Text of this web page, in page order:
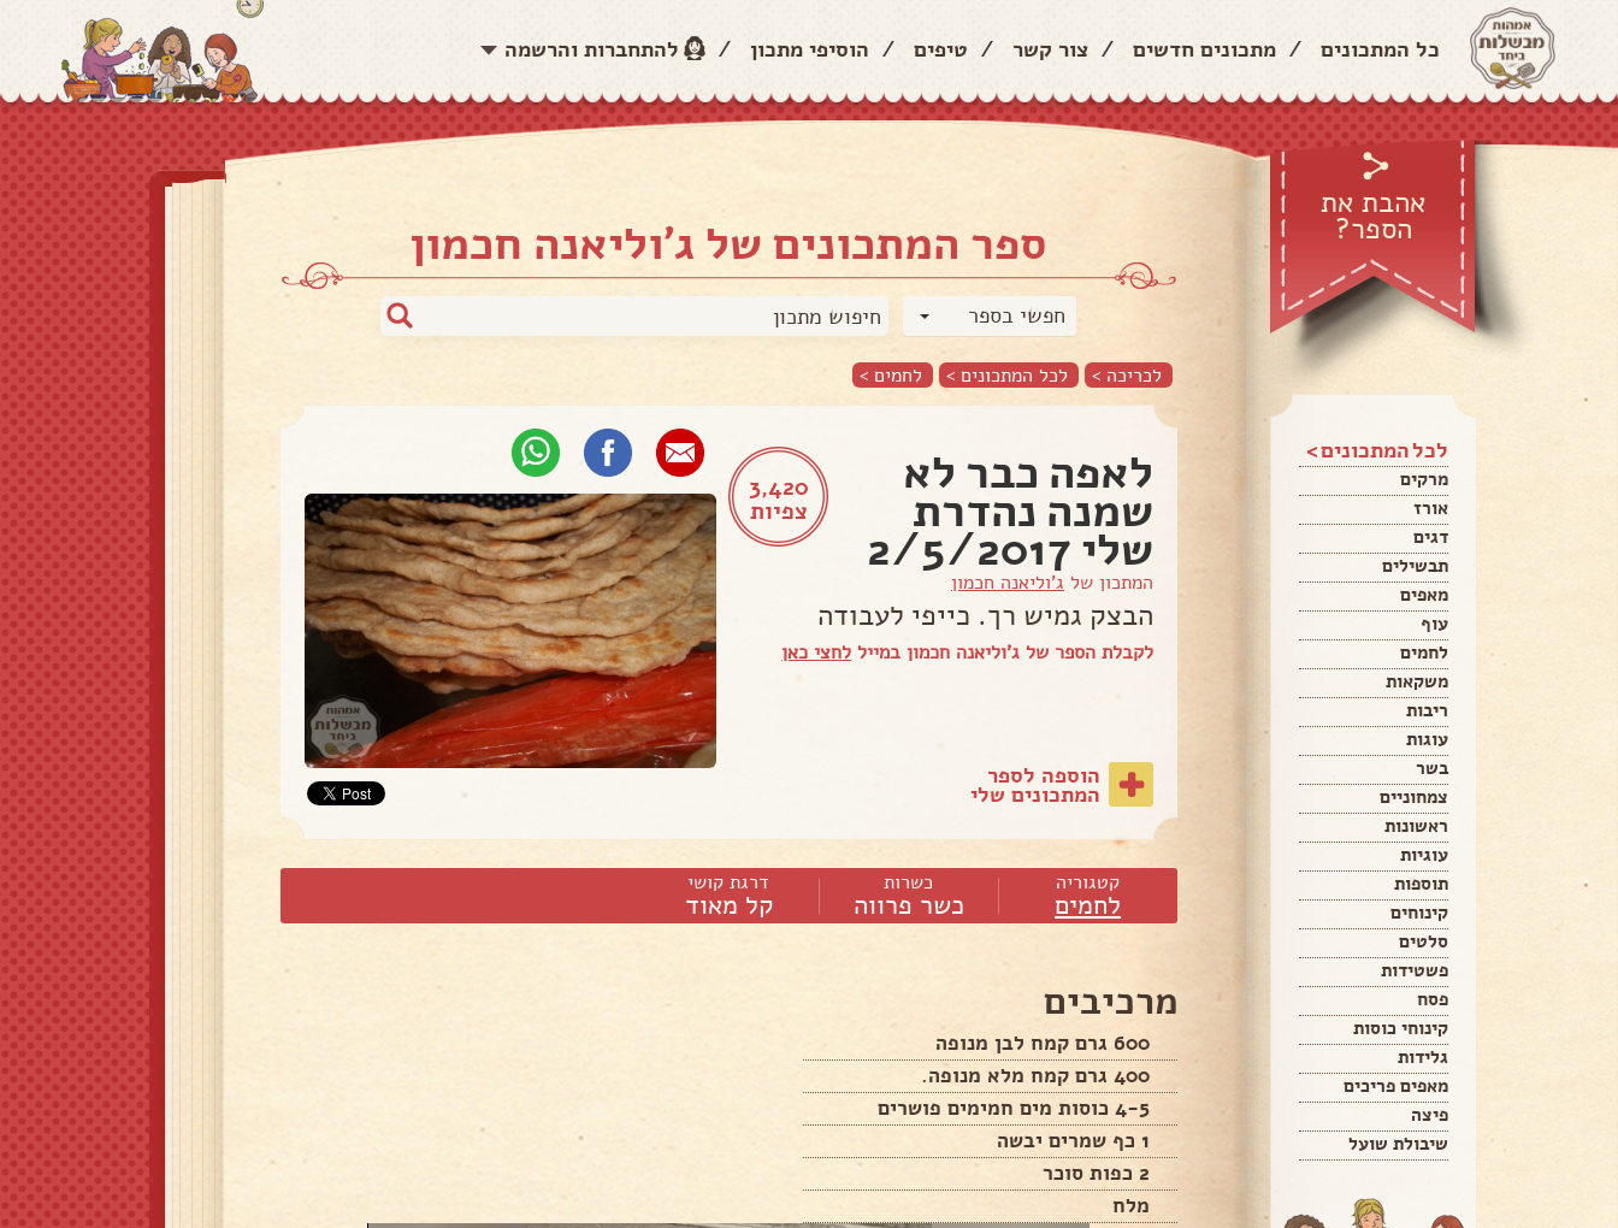
כל המתכונים / מתכונים חדשים / צור קשר / טיפים / הוסיפי מתכון / להתחברות והרשמה
אהבת את
הספר?
לכל המתכונים >
מרקים
אורז
דגים
תבשילים
מאפים
עוף
לחמים
משקאות
ריבות
עוגות
בשר
צמחוניים
ראשונות
עוגיות
תוספות
קינוחים
סלטים
פשטידות
פסח
קינוחי כוסות
גלידות
מאפים פריכים
פיצה
שיבולת שועל
ספר המתכונים של ג'וליאנה חכמון
חפשי בספר
לכריכה > לכל המתכונים > לחמים >
3,420
צפיות
לאפה כבר לא
שמנה נהדרת
שלי 2/5/2017
המתכון של ג'וליאנה חכמון
הבצק גמיש רך. כייפי לעבודה
לקבלת הספר של ג'וליאנה חכמון במייל לחצי כאן
הוספה לספר
המתכונים שלי
קטגוריה
לחמים
כשרות
כשר פרווה
דרגת קושי
קל מאוד
מרכיבים
600 גרם קמח לבן מנופה
400 גרם קמח מלא מנופה.
4-5 כוסות מים חמימים פושרים
1 כף שמרים יבשה
2 כפות סוכר
מלח